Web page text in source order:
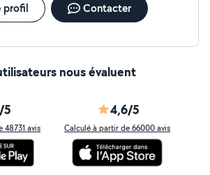
profil Contacter
nous évaluent
5
48731 avis
4,6/5
Calculé à partir de 66000 avis